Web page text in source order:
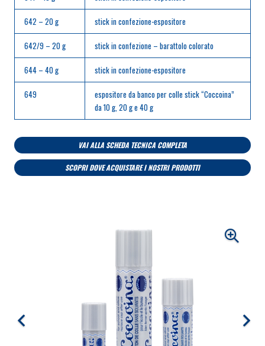
642 – 20 g stick in confezione-espositore
642/9 – 20 g stick in confezione – barattolo colorato
644 – 40 g stick in confezione-espositore
649
espositore da banco per colle stick “Coccoina”
da 10 g, 20 g e 40 g
VAI ALLA SCHEDA TECNICA COMPLETA
SCOPRI DOVE ACQUISTARE I NOSTRI PRODOTTI